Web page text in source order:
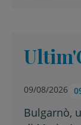
09/08/2026
Bulgarnò,